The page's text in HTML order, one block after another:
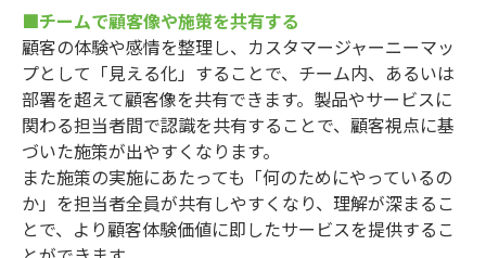
■チームで顧客像や施策を共有する
顧客の体験や感情を整理し、カスタマージャーニーマッ
プとして「見える化」することで、チーム内、あるいは
部署を超えて顧客像を共有できます。製品やサービスに
関わる担当者間で認識を共有することで、顧客視点に基
づいた施策が出やすくなります。
また施策の実施にあたっても「何のためにやっているの
か」を担当者全員が共有しやすくなり、理解が深まるこ
とで、より顧客体験価値に即したサービスを提供するこ